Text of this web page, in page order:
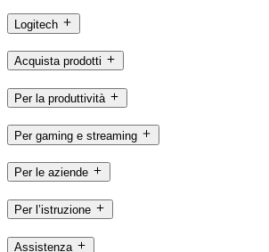
Logitech
Acquista prodotti
Per la produttività
Per gaming e streaming
Per le aziende
Per l’istruzione
Assistenza